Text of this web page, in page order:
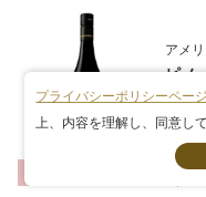
アメ
ピノ
生産者:
生産
プライバシーポリシーページ
上、内容を理解し、同意し